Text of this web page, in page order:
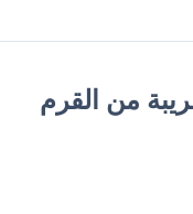
من القرم